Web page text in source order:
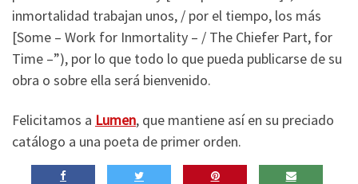
inmortalidad trabajan unos, / por el tiempo, los más
[Some – Work for Inmortality – / The Chiefer Part, for
Time –”), por lo que todo lo que pueda publicarse de su
obra o sobre ella será bienvenido.
Felicitamos a Lumen, que mantiene así en su preciado
catálogo a una poeta de primer orden.